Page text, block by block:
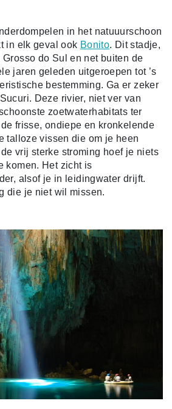
in het natuuurschoon
in elk geval ook Bonito. Dit stadje,
do Sul en net buiten de
jaren geleden uitgeroepen tot ’s
bestemming. Ga er zeker
Deze rivier, niet ver van
zoetwaterhabitats ter
frisse, ondiepe en kronkelende
talloze vissen die om je heen
vrij sterke stroming hoef je niets
komen. Het zicht is
alsof je in leidingwater drijft.
die je niet wil missen.